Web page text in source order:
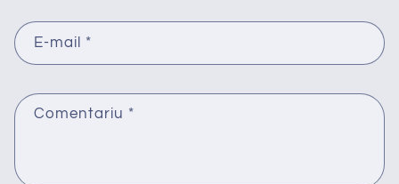
E-mail *
Comentariu *